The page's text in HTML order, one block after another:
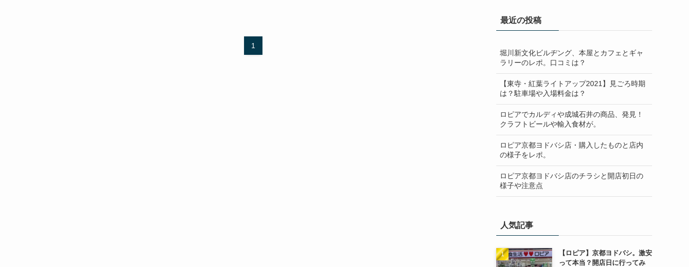
1
最近の投稿
堀川新文化ビルヂング、本屋とカフェとギャ
ラリーのレポ。口コミは？
【東寺・紅葉ライトアップ2021】見ごろ時期
は？駐車場や入場料金は？
ロピアでカルディや成城石井の商品、発見！
クラフトビールや輸入食材が。
ロピア京都ヨドバシ店・購入したものと店内
の様子をレポ。
ロピア京都ヨドバシ店のチラシと開店初日の
様子や注意点
人気記事
【ロピア】京都ヨドバシ。激安
って本当？開店日に行ってみ